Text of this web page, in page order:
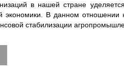
в нашей стране
В данном
стабилизации